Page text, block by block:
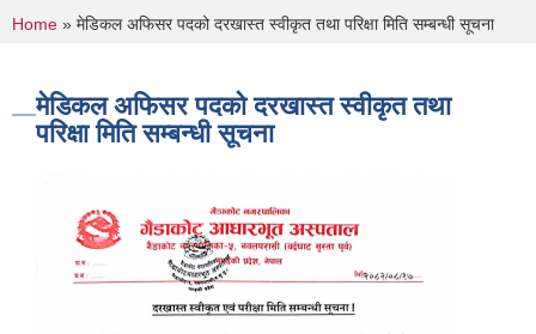
You are here
Home » मेडिकल अफिसर पदको दरखास्त स्वीकृत तथा परिक्षा मिति सम्बन्धी सूचना
मेडिकल अफिसर पदको दरखास्त स्वीकृत तथा
परिक्षा मिति सम्बन्धी सूचना